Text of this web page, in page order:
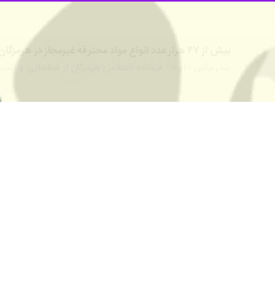
بندرعباس - ایرنا - فرمانده انتظامی هرمزگان از شناسایی و پلمب ۲ واحد صنفی توزیع کننده مواد محترقه…